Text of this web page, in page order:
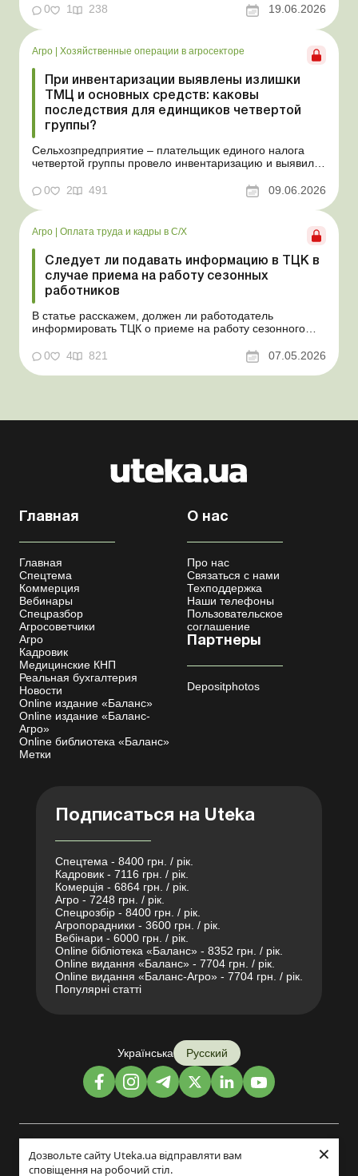
Дозвольте сайту Uteka.ua відправляти вам
сповіщення на робочий стіл.
×
согласию. Усложним эту ситуацию тем, что плата за
пользование земельным участком была выплачена
собственнику наперед за несколько лет. В таком случае
перед эмфит...
0 1 238 19.06.2026
Агро | Хозяйственные операции в агросекторе
При инвентаризации выявлены излишки
ТМЦ и основных средств: каковы
последствия для единщиков четвертой
группы?
Сельхозпредприятие – плательщик единого налога
четвертой группы провело инвентаризацию и выявило
продукции собственного производства, а также
основных средств (далее – ОС). Как повлияют такие
излишки при их оприходовании на долю
сельхозтовар...
0 2 491 09.06.2026
Агро | Оплата труда и кадры в С/Х
Следует ли подавать информацию в ТЦК в
случае приема на работу сезонных
работников
В статье расскажем, должен ли работодатель
информировать ТЦК о приеме на работу сезонного
агропредприятия принимают работников на сезонные
работы. Из-за значительных штрафных санкций за
нарушение порядка ведения воинского учета у
0 4 821 07.05.2026
Главная
Главная
Спецтема
Коммерция
Вебинары
Спецразбор
Агросоветчики
Агро
Кадровик
Медицинские КНП
Реальная бухгалтерия
Новости
Online издание «Баланс»
Online издание «Баланс-
Агро»
Online библиотека «Баланс»
Метки
О нас
Про нас
Связаться с нами
Техподдержка
Наши телефоны
Пользовательское
соглашение
Партнеры
Depositphotos
Подписаться на Uteka
Спецтема - 8400 грн. / рік.
Кадровик - 7116 грн. / рік.
Комерція - 6864 грн. / рік.
Агро - 7248 грн. / рік.
Спецрозбір - 8400 грн. / рік.
Агропорадники - 3600 грн. / рік.
Вебінари - 6000 грн. / рік.
Online бібліотека «Баланс» - 8352 грн. / рік.
Online видання «Баланс» - 7704 грн. / рік.
Online видання «Баланс-Агро» - 7704 грн. / рік.
Популярні статті
Українська Русский
Дизайн и разработка: